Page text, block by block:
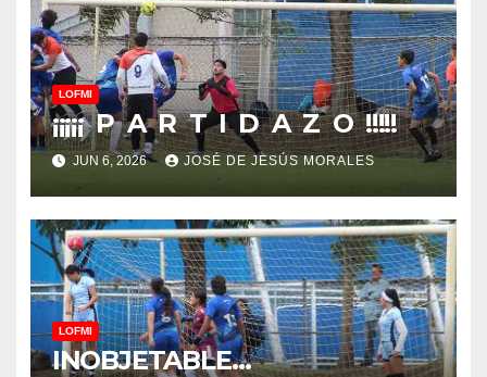
LOFMI
¡¡¡¡¡ P A R T I D A Z O !!!!!
JUN 6, 2026 JOSÉ DE JESÚS MORALES
LOFMI
INOBJETABLE…